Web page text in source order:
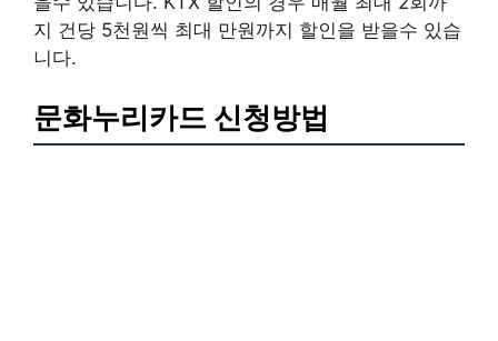
지 건당 5천원씩 최대 만원까지 할인을 받을수 있습
니다.
문화누리카드 신청방법